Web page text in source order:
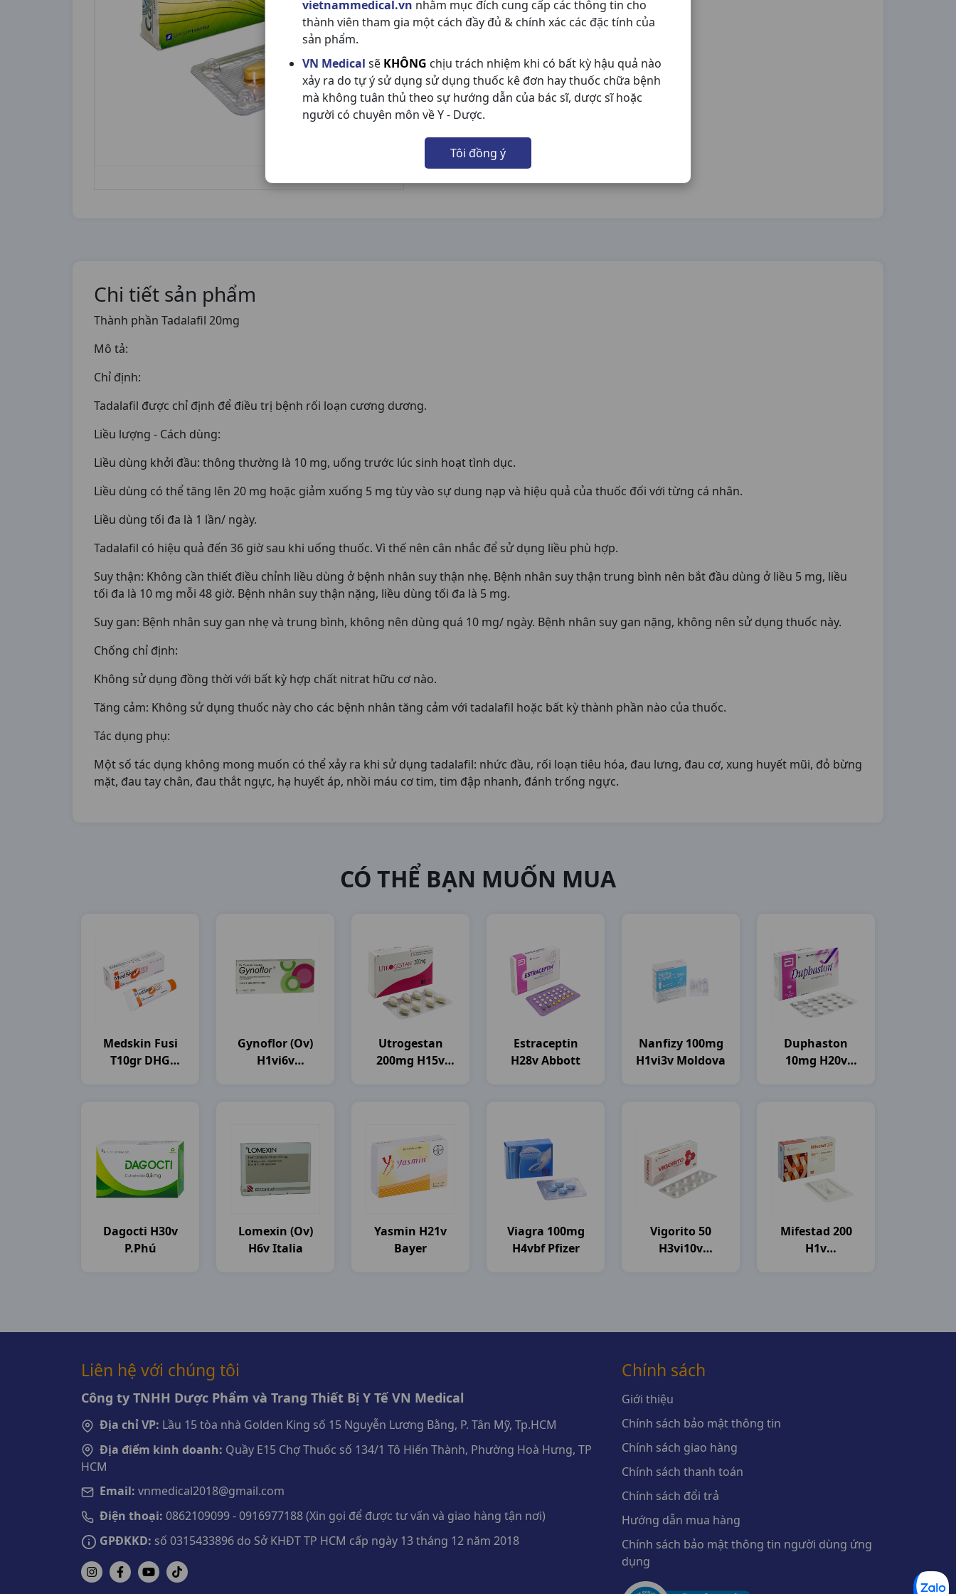
vietnammedical.vn nhằm mục đích cung cấp các thông tin cho
thành viên tham gia một cách đầy đủ & chính xác các đặc tính của
sản phẩm.
VN Medical sẽ KHÔNG chịu trách nhiệm khi có bất kỳ hậu quả nào
xảy ra do tự ý sử dụng sử dụng thuốc kê đơn hay thuốc chữa bệnh
mà không tuân thủ theo sự hướng dẫn của bác sĩ, dược sĩ hoặc
người có chuyên môn về Y - Dược.
Tôi đồng ý
Chi tiết sản phẩm
Thành phần Tadalafil 20mg
Mô tả:
Chỉ định:
Tadalafil được chỉ định để điều trị bệnh rối loạn cương dương.
Liều lượng - Cách dùng:
Liều dùng khởi đầu: thông thường là 10 mg, uống trước lúc sinh hoạt tình dục.
Liều dùng có thể tăng lên 20 mg hoặc giảm xuống 5 mg tùy vào sự dung nạp và hiệu quả của thuốc đối với từng cá nhân.
Liều dùng tối đa là 1 lần/ ngày.
Tadalafil có hiệu quả đến 36 giờ sau khi uống thuốc. Vì thế nên cân nhắc để sử dụng liều phù hợp.
Suy thận: Không cần thiết điều chỉnh liều dùng ở bệnh nhân suy thận nhẹ. Bệnh nhân suy thận trung bình nên bắt đầu dùng ở liều 5 mg, liều
tối đa là 10 mg mỗi 48 giờ. Bệnh nhân suy thận nặng, liều dùng tối đa là 5 mg.
Suy gan: Bệnh nhân suy gan nhẹ và trung bình, không nên dùng quá 10 mg/ ngày. Bệnh nhân suy gan nặng, không nên sử dụng thuốc này.
Chống chỉ định:
Không sử dụng đồng thời với bất kỳ hợp chất nitrat hữu cơ nào.
Tăng cảm: Không sử dụng thuốc này cho các bệnh nhân tăng cảm với tadalafil hoặc bất kỳ thành phần nào của thuốc.
Tác dụng phụ:
Một số tác dụng không mong muốn có thể xảy ra khi sử dụng tadalafil: nhức đầu, rối loạn tiêu hóa, đau lưng, đau cơ, xung huyết mũi, đỏ bừng
mặt, đau tay chân, đau thắt ngực, hạ huyết áp, nhồi máu cơ tim, tim đập nhanh, đánh trống ngực.
CÓ THỂ BẠN MUỐN MUA
Medskin Fusi
T10gr DHG
Gynoflor (ov)
H1vi6v
Utrogestan
200mg H15v
Estraceptin
H28v Abbott
Nanfizy 100mg
H1vi3v Moldova
Duphaston
10mg H20v
Dagocti H30v
P.Phú
Lomexin (ov)
H6v Italia
Yasmin H21v
Bayer
Viagra 100mg
H4vbf Pfizer
Vigorito 50
H3vi10v
Mifestad 200
H1v
Liên hệ với chúng tôi
Công ty TNHH Dược Phẩm và Trang Thiết Bị Y Tế VN Medical
Địa chỉ VP: Lầu 15 tòa nhà Golden King số 15 Nguyễn Lương Bằng, P. Tân Mỹ, Tp.HCM
Địa điểm kinh doanh: Quầy E15 Chợ Thuốc số 134/1 Tô Hiến Thành, Phường Hoà Hưng, TP
HCM
Email: vnmedical2018@gmail.com
Điện thoại: 0862109099 - 0916977188 (Xin gọi để được tư vấn và giao hàng tận nơi)
GPĐKKD: số 0315433896 do Sở KHĐT TP HCM cấp ngày 13 tháng 12 năm 2018
Chính sách
Giới thiệu
Chính sách bảo mật thông tin
Chính sách giao hàng
Chính sách thanh toán
Chính sách đổi trả
Hướng dẫn mua hàng
Chính sách bảo mật thông tin người dùng ứng
dụng